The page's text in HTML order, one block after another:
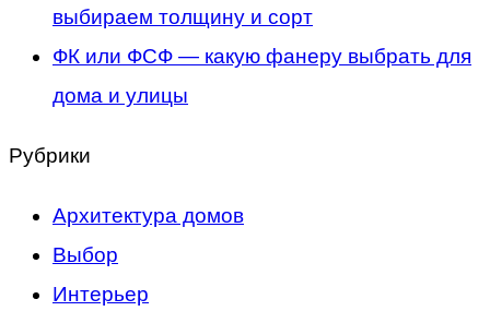
выбираем толщину и сорт
ФК или ФСФ — какую фанеру выбрать для
дома и улицы
Рубрики
Архитектура домов
Выбор
Интерьер